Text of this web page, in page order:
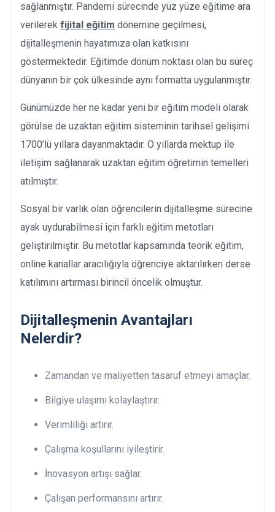
sağlanmıştır. Pandemi sürecinde yüz yüze eğitime ara
verilerek fijital eğitim dönemine geçilmesi,
dijitalleşmenin hayatımıza olan katkısını
göstermektedir. Eğitimde dönüm noktası olan bu süreç
dünyanın bir çok ülkesinde aynı formatta uygulanmıştır.
Günümüzde her ne kadar yeni bir eğitim modeli olarak
görülse de uzaktan eğitim sisteminin tarihsel gelişimi
1700’lü yıllara dayanmaktadır. O yıllarda mektup ile
iletişim sağlanarak uzaktan eğitim öğretimin temelleri
atılmıştır.
Sosyal bir varlık olan öğrencilerin dijitalleşme sürecine
ayak uydurabilmesi için farklı eğitim metotları
geliştirilmiştir. Bu metotlar kapsamında teorik eğitim,
online kanallar aracılığıyla öğrenciye aktarılırken derse
katılımını artırması birincil öncelik olmuştur.
Dijitalleşmenin Avantajları
Nelerdir?
Zamandan ve maliyetten tasaruf etmeyi amaçlar.
Bilgiye ulaşımı kolaylaştırır.
Verimliliği artırır.
Çalışma koşullarını iyileştirir.
İnovasyon artışı sağlar.
Çalışan performansını artırır.